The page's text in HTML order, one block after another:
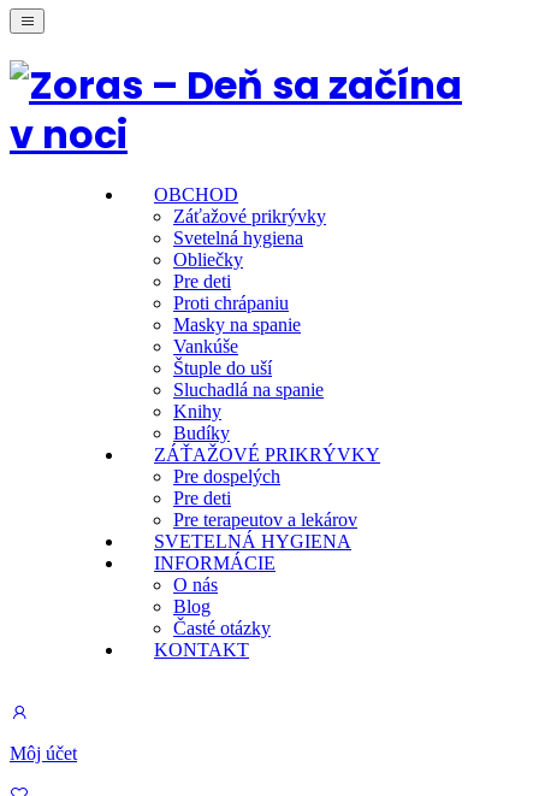
OBCHOD
Záťažové prikrývky
Svetelná hygiena
Obliečky
Pre deti
Proti chrápaniu
Masky na spanie
Vankúše
Štuple do uší
Sluchadlá na spanie
Knihy
Budíky
ZÁŤAŽOVÉ PRIKRÝVKY
Pre dospelých
Pre deti
Pre terapeutov a lekárov
SVETELNÁ HYGIENA
INFORMÁCIE
O nás
Blog
Časté otázky
KONTAKT
Môj účet